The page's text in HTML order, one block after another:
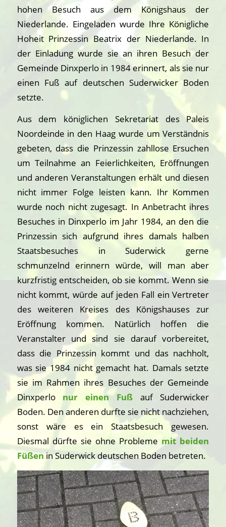
hohen Besuch aus dem Königshaus der
Niederlande. Eingeladen wurde Ihre Königliche
Hoheit Prinzessin Beatrix der Niederlande. In
der Einladung wurde sie an ihren Besuch der
Gemeinde Dinxperlo in 1984 erinnert, als sie nur
einen Fuß auf deutschen Suderwicker Boden
setzte.
Aus dem königlichen Sekretariat des Paleis
Noordeinde in den Haag wurde um Verständnis
gebeten, dass die Prinzessin zahllose Ersuchen
um Teilnahme an Feierlichkeiten, Eröffnungen
und anderen Veranstaltungen erhält und diesen
nicht immer Folge leisten kann. Ihr Kommen
wurde noch nicht zugesagt. In Anbetracht ihres
Besuches in Dinxperlo im Jahr 1984, an den die
Prinzessin sich aufgrund ihres damals halben
Staatsbesuches in Suderwick gerne
schmunzelnd erinnern würde, will man aber
kurzfristig entscheiden, ob sie kommt. Wenn sie
nicht kommt, würde auf jeden Fall ein Vertreter
des weiteren Kreises des Königshauses zur
Eröffnung kommen. Natürlich hoffen die
Veranstalter und sind sie darauf vorbereitet,
dass die Prinzessin kommt und das nachholt,
was sie 1984 nicht gemacht hat. Damals setzte
sie im Rahmen ihres Besuches der Gemeinde
Dinxperlo nur einen Fußauf Suderwicker
Boden. Den anderen durfte sie nicht nachziehen,
sonst wäre es ein Staatsbesuch gewesen.
Diesmal dürfte sie ohne Probleme mit beiden
Füßenin Suderwick deutschen Boden betreten.